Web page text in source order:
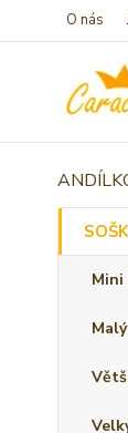
O nás
Mini